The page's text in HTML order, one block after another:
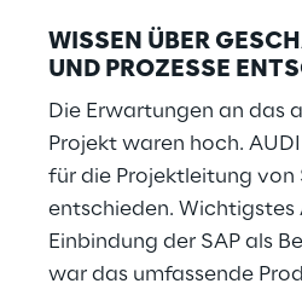
WISSEN ÜBER
UND PROZESSE
Die Erwartungen an das
Projekt waren hoch.
für die Projektleitung von
entschieden.
Einbindung der SAP als
war das umfassende